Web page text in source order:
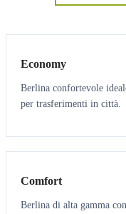
Economy
Berlina confortevole
per trasferimenti in città.
3 3
Comfort
Berlina di alta gamma